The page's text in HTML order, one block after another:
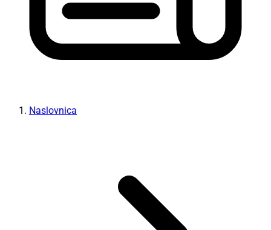
Naslovnica